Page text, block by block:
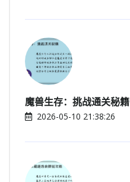
魔兽生存：挑战通关秘籍
2026-05-10 21:38:26